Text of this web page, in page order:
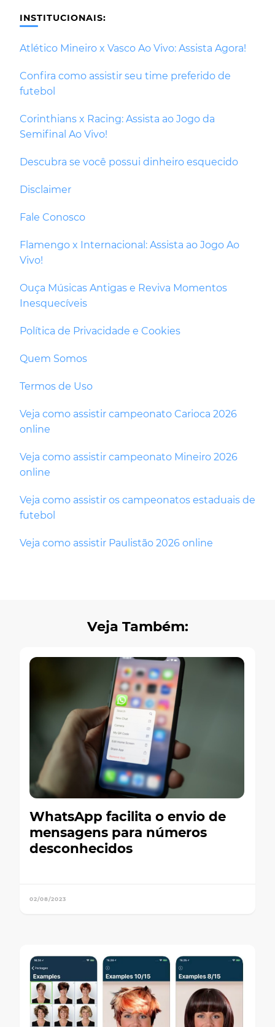
INSTITUCIONAIS:
Atlético Mineiro x Vasco Ao Vivo: Assista Agora!
Confira como assistir seu time preferido de
futebol
Corinthians x Racing: Assista ao Jogo da
Semifinal Ao Vivo!
Descubra se você possui dinheiro esquecido
Disclaimer
Fale Conosco
Flamengo x Internacional: Assista ao Jogo Ao
Vivo!
Ouça Músicas Antigas e Reviva Momentos
Inesquecíveis
Política de Privacidade e Cookies
Quem Somos
Termos de Uso
Veja como assistir campeonato Carioca 2026
online
Veja como assistir campeonato Mineiro 2026
online
Veja como assistir os campeonatos estaduais de
futebol
Veja como assistir Paulistão 2026 online
Veja Também:
WhatsApp facilita o envio de
mensagens para números
desconhecidos
02/08/2023